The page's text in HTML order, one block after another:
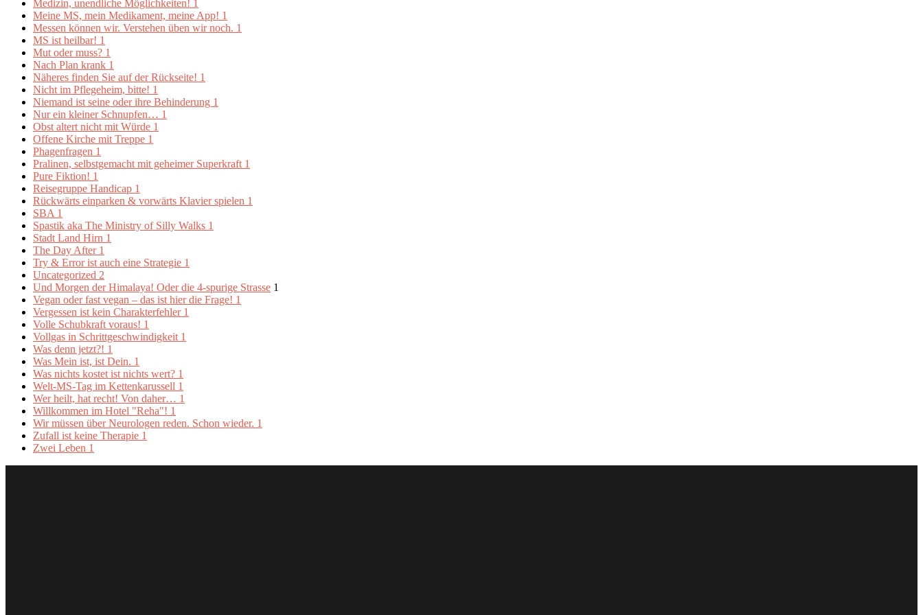
Medizin, unendliche Möglichkeiten! 1
Meine MS, mein Medikament, meine App! 1
Messen können wir. Verstehen üben wir noch. 1
MS ist heilbar! 1
Mut oder muss? 1
Nach Plan krank 1
Näheres finden Sie auf der Rückseite! 1
Nicht im Pflegeheim, bitte! 1
Niemand ist seine oder ihre Behinderung 1
Nur ein kleiner Schnupfen… 1
Obst altert nicht mit Würde 1
Offene Kirche mit Treppe 1
Phagenfragen 1
Pralinen, selbstgemacht mit geheimer Superkraft 1
Pure Fiktion! 1
Reisegruppe Handicap 1
Rückwärts einparken & vorwärts Klavier spielen 1
SBA 1
Spastik aka The Ministry of Silly Walks 1
Stadt Land Hirn 1
The Day After 1
Try & Error ist auch eine Strategie 1
Uncategorized 2
Und Morgen der Himalaya! Oder die 4-spurige Strasse 1
Vegan oder fast vegan – das ist hier die Frage! 1
Vergessen ist kein Charakterfehler 1
Volle Schubkraft voraus! 1
Vollgas in Schrittgeschwindigkeit 1
Was denn jetzt?! 1
Was Mein ist, ist Dein. 1
Was nichts kostet ist nichts wert? 1
Welt-MS-Tag im Kettenkarussell 1
Wer heilt, hat recht! Von daher… 1
Willkommen im Hotel "Reha"! 1
Wir müssen über Neurologen reden. Schon wieder. 1
Zufall ist keine Therapie 1
Zwei Leben 1